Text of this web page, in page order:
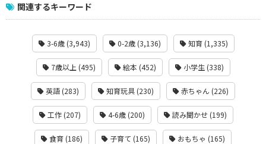
関連するキーワード
3-6歳 (3,943) 0-2歳 (3,136) 知育 (1,335)
7歳以上 (495) 絵本 (452) 小学生 (338)
英語 (283) 知育玩具 (230) 赤ちゃん (226)
工作 (207) 4-6歳 (200) 読み聞かせ (199)
食育 (186) 子育て (165) おもちゃ (165)